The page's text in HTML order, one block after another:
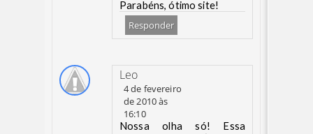
Parabéns, ótimo site!
Responder
Leo
4 de fevereiro
de 2010 às
16:10
Nossa olha só! Essa